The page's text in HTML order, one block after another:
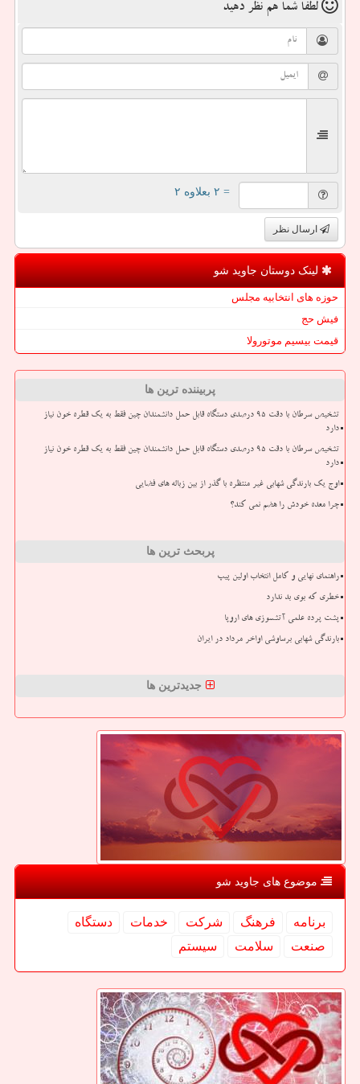
لطفا شما هم نظر دهید
= ۲ بعلاوه ۲
ارسال نظر
لینک دوستان جاوید شو
حوزه های انتخابیه مجلس
فیش حج
قیمت بیسیم موتورولا
پربیننده ترین ها
تشخیص سرطان با دقت ۹۵ درصدی دستگاه قابل حمل دانشمندان چین فقط به یک قطره خون نیاز
دارد
تشخیص سرطان با دقت ۹۵ درصدی دستگاه قابل حمل دانشمندان چین فقط به یک قطره خون نیاز
دارد
اوج یک بارندگی شهابی غیر منتظره با گذر از بین زباله های فضایی
چرا معده خودش را هضم نمی کند؟
پربحث ترین ها
راهنمای نهایی و کامل انتخاب اولین پیپ
خطری که بوی بد ندارد
پشت پرده علمی آتشسوزی های اروپا
بارندگی شهابی برساوشی اواخر مرداد در ایران
جدیدترین ها
موضوع های جاوید شو
برنامه فرهنگ شركت خدمات
دستگاه
صنعت
سلامت سیستم